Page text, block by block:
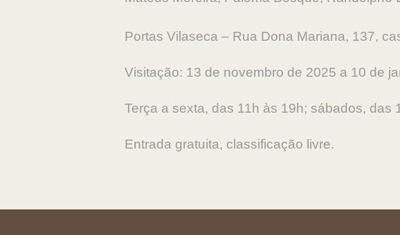
Portas Vilaseca – Rua Dona Mariana, 137,
Visitação: 13 de novembro de 2025 a 10 de
Terça a sexta, das 11h às 19h; sábados, das
Entrada gratuita, classificação livre.